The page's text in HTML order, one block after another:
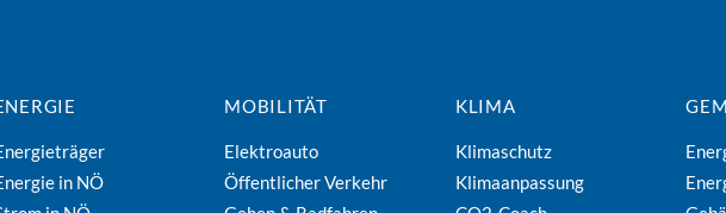
in NÖ
MOBILITÄT
Elektroauto
Öffentlicher Verkehr
KLIMA
Klimaschutz
Klimaanpassung